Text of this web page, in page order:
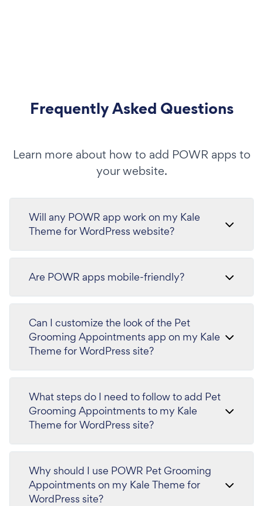
Frequently Asked Questions
Learn more about how to add POWR apps to
your website.
Will any POWR app work on my Kale
Theme for WordPress website?
Are POWR apps mobile-friendly?
Can I customize the look of the Pet
Grooming Appointments app on my Kale
Theme for WordPress site?
What steps do I need to follow to add Pet
Grooming Appointments to my Kale
Theme for WordPress site?
Why should I use POWR Pet Grooming
Appointments on my Kale Theme for
WordPress site?